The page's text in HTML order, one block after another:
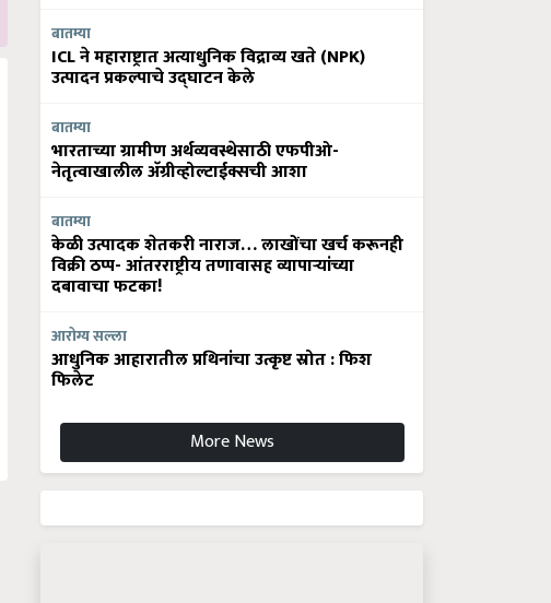
बातम्या
ICL ने महाराष्ट्रात अत्याधुनिक विद्राव्य खते (NPK)
उत्पादन प्रकल्पाचे उद्घाटन केले
बातम्या
भारताच्या ग्रामीण अर्थव्यवस्थेसाठी एफपीओ-
नेतृत्वाखालील अ‍ॅग्रीव्होल्टाईक्सची आशा
बातम्या
केळी उत्पादक शेतकरी नाराज… लाखोंचा खर्च करूनही
विक्री ठप्प- आंतरराष्ट्रीय तणावासह व्यापाऱ्यांच्या
दबावाचा फटका!
आरोग्य सल्ला
आधुनिक आहारातील प्रथिनांचा उत्कृष्ट स्रोत : फिश
फिलेट
More News